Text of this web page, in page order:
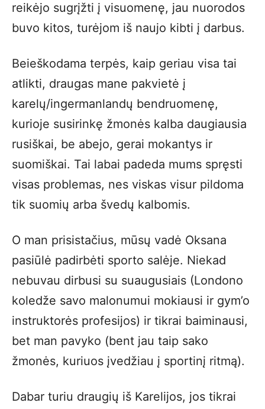
reikėjo sugrįžti į visuomenę, jau nuorodos
buvo kitos, turėjom iš naujo kibti į darbus.
Beieškodama terpės, kaip geriau visa tai
atlikti, draugas mane pakvietė į
karelų/ingermanlandų bendruomenę,
kurioje susirinkę žmonės kalba daugiausia
rusiškai, be abejo, gerai mokantys ir
suomiškai. Tai labai padeda mums spręsti
visas problemas, nes viskas visur pildoma
tik suomių arba švedų kalbomis.
O man prisistačius, mūsų vadė Oksana
pasiūlė padirbėti sporto salėje. Niekad
nebuvau dirbusi su suaugusiais (Londono
koledže savo malonumui mokiausi ir gym’o
instruktorės profesijos) ir tikrai baiminausi,
bet man pavyko (bent jau taip sako
žmonės, kuriuos įvedžiau į sportinį ritmą).
Dabar turiu draugių iš Karelijos, jos tikrai